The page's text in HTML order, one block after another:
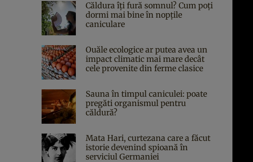
Căldura îți fură somnul? Cum poți
dormi mai bine în nopțile
caniculare
Ouăle ecologice ar putea avea un
impact climatic mai mare decât
cele provenite din ferme clasice
Sauna în timpul caniculei: poate
pregăti organismul pentru
căldură?
Mata Hari, curtezana care a făcut
istorie devenind spioană în
serviciul Germaniei